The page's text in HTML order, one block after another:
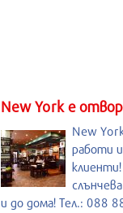
New York е
New
работи
и до дома! Тел.: 088